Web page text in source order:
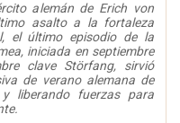
alemán de Erich von
asalto a la fortaleza
el último episodio de la
iniciada en septiembre
clave Störfang, sirvió
de verano alemana de
liberando fuerzas para